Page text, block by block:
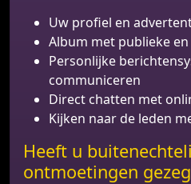
Uw profiel en
Album met publieke
Personlijke
communiceren
Direct chatten met
Kijken naar de leden
Heeft u
ontmoetingen